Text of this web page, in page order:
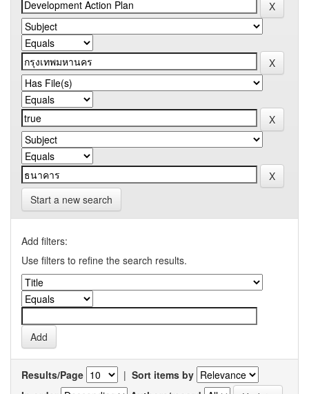
Start a new search
Add filters:
Use filters to refine the search results.
Results/Page | Sort items by